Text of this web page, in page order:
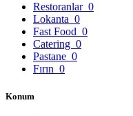
Restoranlar 0
Lokanta 0
Fast Food 0
Catering 0
Pastane 0
Fırın 0
Konum